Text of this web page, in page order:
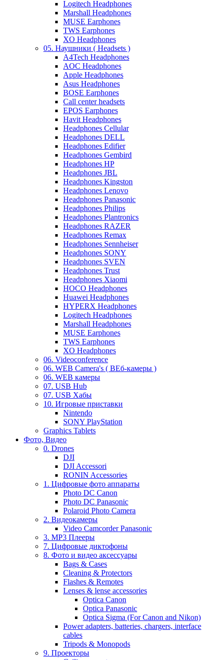
Logitech Headphones
Marshall Headphones
MUSE Earphones
TWS Earphones
XO Headphones
05. Наушники ( Headsets )
A4Tech Headphones
AOC Headphones
Apple Headphones
Asus Headphones
BOSE Earphones
Call center headsets
EPOS Earphones
Havit Headphones
Headphones Cellular
Headphones DELL
Headphones Edifier
Headphones Gembird
Headphones HP
Headphones JBL
Headphones Kingston
Headphones Lenovo
Headphones Panasonic
Headphones Philips
Headphones Plantronics
Headphones RAZER
Headphones Remax
Headphones Sennheiser
Headphones SONY
Headphones SVEN
Headphones Trust
Headphones Xiaomi
HOCO Headphones
Huawei Headphones
HYPERX Headphones
Logitech Headphones
Marshall Headphones
MUSE Earphones
TWS Earphones
XO Headphones
06. Videoconference
06. WEB Camera's ( ВЕб-камеры )
06. WEB камеры
07. USB Hub
07. USB Хабы
10. Игровые приставки
Nintendo
SONY PlayStation
Graphics Tablets
Фото, Видео
0. Drones
DJI
DJI Accessori
RONIN Accessories
1. Цифровые фото аппараты
Photo DC Canon
Photo DC Panasonic
Polaroid Photo Camera
2. Видеокамеры
Video Camcorder Panasonic
3. MP3 Плееры
7. Цифровые диктофоны
8. Фото и видео аксессуары
Bags & Cases
Cleaning & Protectors
Flashes & Remotes
Lenses & lense accessories
Optica Canon
Optica Panasonic
Optica Sigma (For Canon and Nikon)
Power adapters, batteries, chargers, interface
cables
Tripods & Monopods
9. Проекторы